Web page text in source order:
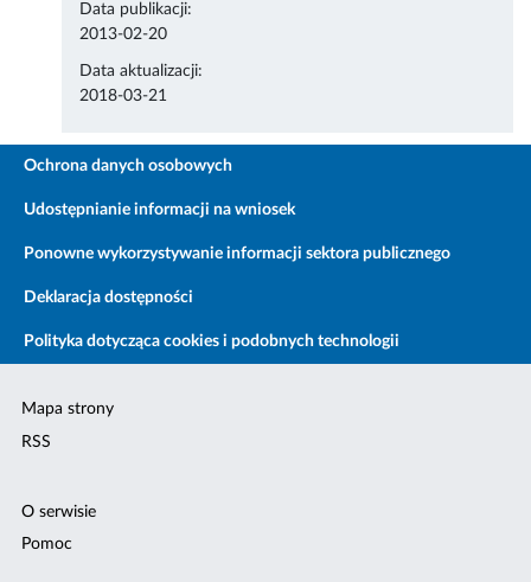
Data publikacji:
2013-02-20
Data aktualizacji:
2018-03-21
Ochrona danych osobowych
Udostępnianie informacji na wniosek
Ponowne wykorzystywanie informacji sektora publicznego
Deklaracja dostępności
Polityka dotycząca cookies i podobnych technologii
Mapa strony
RSS
O serwisie
Pomoc